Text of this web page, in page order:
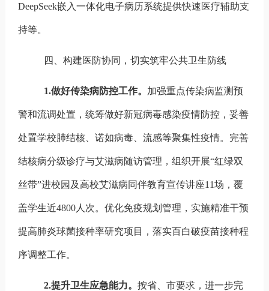
DeepSeek嵌入一体化电子病历系统提供快速医疗辅助支
持等。
四、构建医防协同，切实筑牢公共卫生防线
1.做好传染病防控工作。 加强重点传染病监测预
警和流调处置，统筹做好新冠病毒感染疫情防控，妥善
处置学校肺结核、诺如病毒、流感等聚集性疫情。完善
结核病分级诊疗与艾滋病随访管理，组织开展“红绿双
丝带”进校园及高校艾滋病同伴教育宣传讲座11场，覆
盖学生近4800人次。 优化免疫规划管理，实施精准干预
提高肺炎球菌接种率研究项目，落实百白破疫苗接种程
序调整工作。
2.提升卫生应急能力。 按省、市要求，进一步完